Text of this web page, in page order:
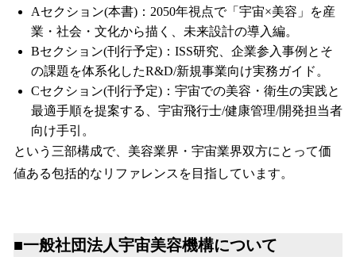
Aセクション(本書)：2050年視点で「宇宙×美容」を産
業・社会・文化から描く、未来設計の導入編。
Bセクション(刊行予定)：ISS研究、企業参入事例とそ
の課題を体系化したR&D/新規事業向け実務ガイド。
Cセクション(刊行予定)：宇宙での美容・衛生の実践と
最適手順を提案する、宇宙飛行士/健康管理/開発担当者
向け手引。
という三部構成で、美容業界・宇宙業界双方にとって価
値ある包括的なリファレンスを目指しています。
■一般社団法人宇宙美容機構について